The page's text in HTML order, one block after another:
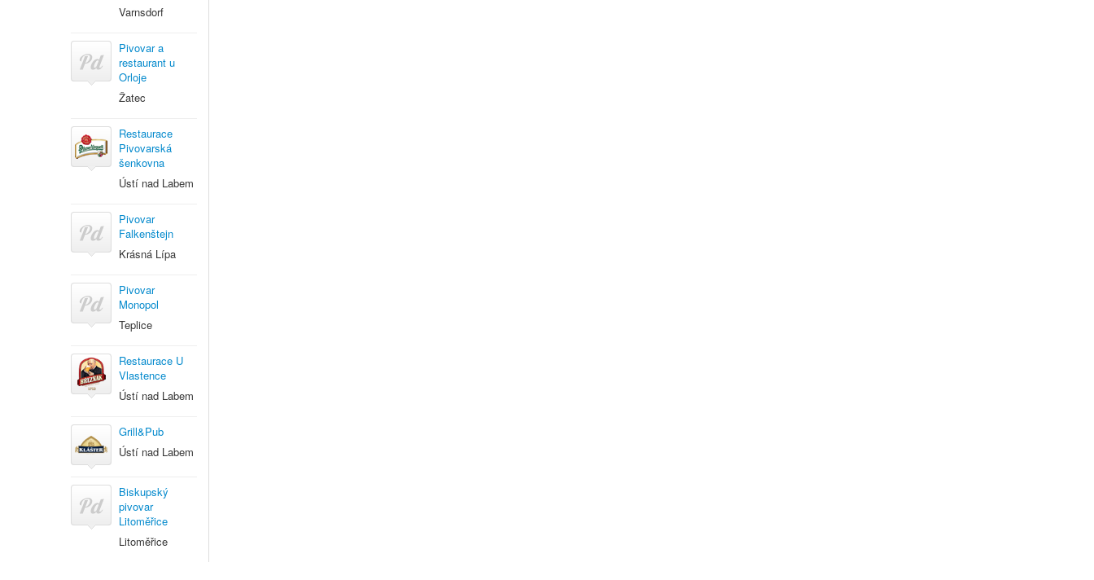
Varnsdorf
Pivovar a
restaurant u
Orloje
Žatec
Restaurace
Pivovarská
šenkovna
Ústí nad Labem
Pivovar
Falkenštejn
Krásná Lípa
Pivovar
Monopol
Teplice
Restaurace U
Vlastence
Ústí nad Labem
Grill&Pub
Ústí nad Labem
Biskupský
pivovar
Litoměřice
Litoměřice